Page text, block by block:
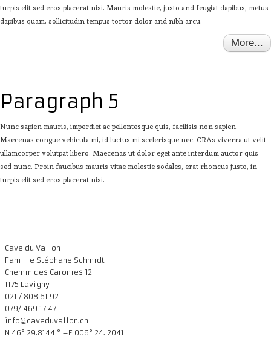
turpis elit sed eros placerat nisi. Mauris molestie, justo and feugiat dapibus, metus
dapibus quam, sollicitudin tempus tortor dolor and nibh arcu.
More...
Paragraph 5
Nunc sapien mauris, imperdiet ac pellentesque quis, facilisis non sapien.
Maecenas congue vehicula mi, id luctus mi scelerisque nec. CRAs viverra ut velit
ullamcorper volutpat libero. Maecenas ut dolor eget ante interdum auctor quis
sed nunc. Proin faucibus mauris vitae molestie sodales, erat rhoncus justo, in
turpis elit sed eros placerat nisi.
Cave du Vallon
Famille Stéphane Schmidt
Chemin des Caronies 12
1175 Lavigny
021 / 808 61 92
079/ 469 17 47
info@caveduvallon.ch
N 46° 29.8144'° –E 006° 24. 2041